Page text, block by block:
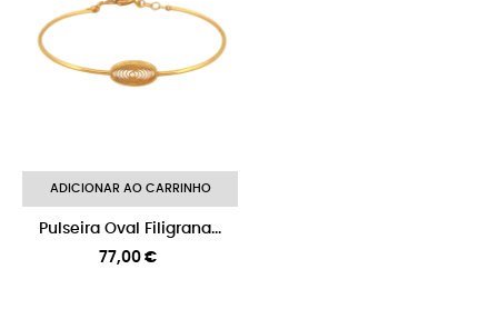
ADICIONAR AO CARRINHO
Pulseira Oval Filigrana...
Preço
77,00 €